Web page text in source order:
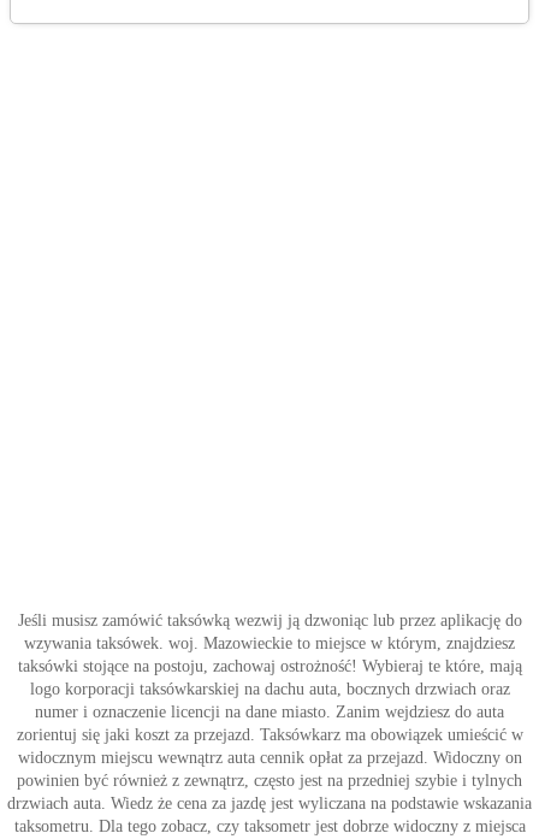
Jeśli musisz zamówić taksówką wezwij ją dzwoniąc lub przez aplikację do
wzywania taksówek. woj. Mazowieckie to miejsce w którym, znajdziesz
taksówki stojące na postoju, zachowaj ostrożność! Wybieraj te które, mają
logo korporacji taksówkarskiej na dachu auta, bocznych drzwiach oraz
numer i oznaczenie licencji na dane miasto. Zanim wejdziesz do auta
zorientuj się jaki koszt za przejazd. Taksówkarz ma obowiązek umieścić w
widocznym miejscu wewnątrz auta cennik opłat za przejazd. Widoczny on
powinien być również z zewnątrz, często jest na przedniej szybie i tylnych
drzwiach auta. Wiedz że cena za jazdę jest wyliczana na podstawie wskazania
taksometru. Dla tego zobacz, czy taksometr jest dobrze widoczny z miejsca